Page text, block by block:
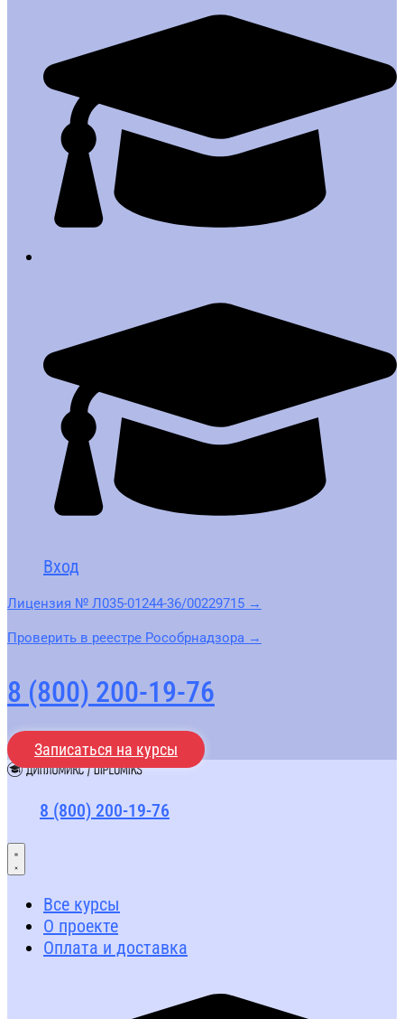
Вход
Лицензия № Л035-01244-36/00229715 →
Проверить в реестре Рособрнадзора →
8 (800) 200-19-76
Записаться на курсы
8 (800) 200-19-76
Все курсы
О проекте
Оплата и доставка